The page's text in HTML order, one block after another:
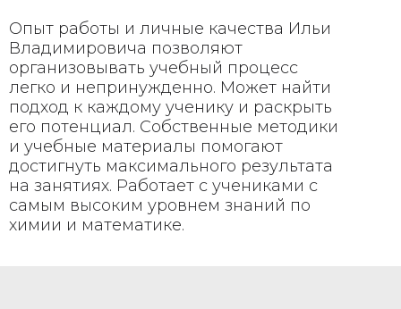
Опыт работы и личные качества Ильи
Владимировича позволяют
организовывать учебный процесс
легко и непринужденно. Может найти
подход к каждому ученику и раскрыть
его потенциал. Собственные методики
и учебные материалы помогают
достигнуть максимального результата
на занятиях. Работает с учениками с
самым высоким уровнем знаний по
химии и математике.